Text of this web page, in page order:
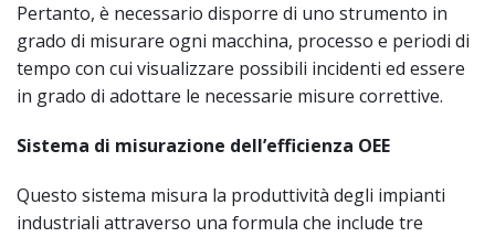
Pertanto, è necessario disporre di uno strumento in
grado di misurare ogni macchina, processo e periodi di
tempo con cui visualizzare possibili incidenti ed essere
in grado di adottare le necessarie misure correttive.
Sistema di misurazione dell’efficienza OEE
Questo sistema misura la produttività degli impianti
industriali attraverso una formula che include tre